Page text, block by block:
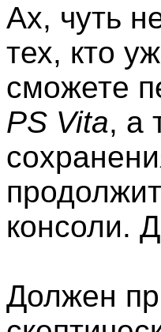
Ах, чуть
тех, кто
сможете
PS Vita, а
консоли.
Должен